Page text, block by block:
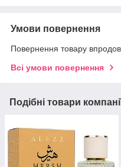
Умови повернення
Повернення товару
Всі умови повернення
Подібні товари